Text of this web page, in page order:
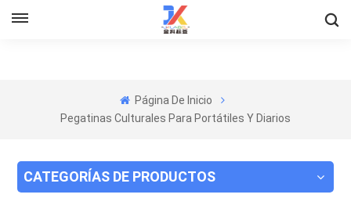
Página De Inicio
Pegatinas Culturales Para Portátiles Y Diarios
CATEGORÍAS DE PRODUCTOS